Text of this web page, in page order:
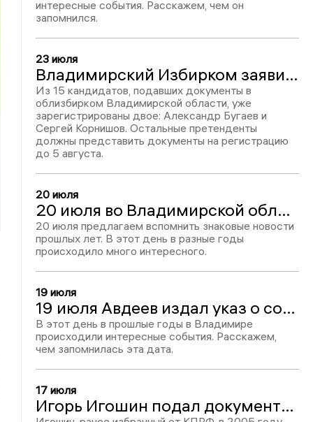
интересные события. Расскажем, чем он
запомнился.
23 июля
Владимирский Избирком заявил о завершении этапа выдвижения кандидатов в депутаты Госдумы
Из 15 кандидатов, подавших документы в
облизбирком Владимирской области, уже
зарегистрированы двое: Александр Бугаев и
Сергей Корнишов. Остальные претенденты
должны представить документы на регистрацию
до 5 августа.
20 июля
20 июля во Владимирской области: в ДТП погибли 4 человека, смерть Лопухова и ликвидация Тракторного завода
20 июля предлагаем вспомнить знаковые новости
прошлых лет. В этот день в разные годы
происходило много интересного.
19 июля
19 июля Авдеев издал указ о создании чрезвычайной противоэпизоотической комиссии
В этот день в прошлые годы в Владимире
происходили интересные события. Расскажем,
чем запомнилась эта дата.
17 июля
Игорь Игошин подал документы для участие в выборах депутатов Госдумы по округу № 83 (Владимирский)